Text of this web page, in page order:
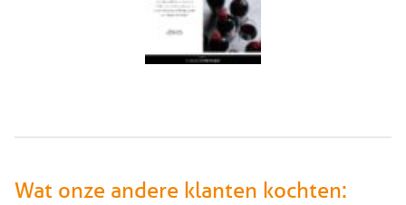
Wat onze andere klanten kochten: